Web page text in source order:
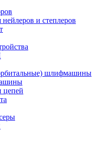
и степлеров
шлифмашины
цепей